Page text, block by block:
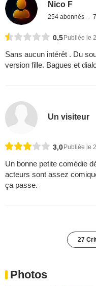
Nico F
254 abonnés
0,5 Publiée le
Sans aucun intérêt . Du
version fille. Bagues et
Un visiteur
3,0Publiée le
Un bonne petite comédie
acteurs sont assez
ça passe.
27
Photos